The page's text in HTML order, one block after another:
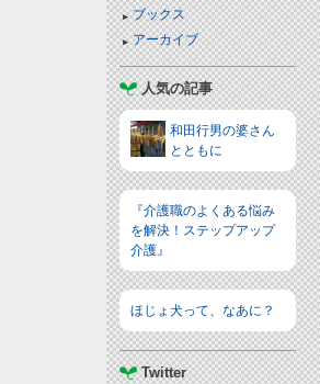
ブックス
アーカイブ
人気の記事
和田行男の婆さん
とともに
『介護職のよくある悩み
を解決！ステップアップ
介護』
ほじょ犬って、なあに？
Twitter